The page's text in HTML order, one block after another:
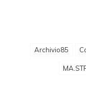
Archivio85